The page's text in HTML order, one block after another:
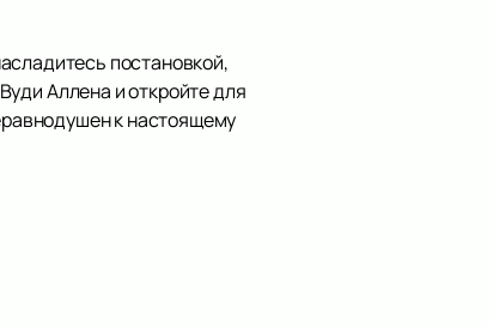
постановкой,
Аллена и откройте для
к настоящему